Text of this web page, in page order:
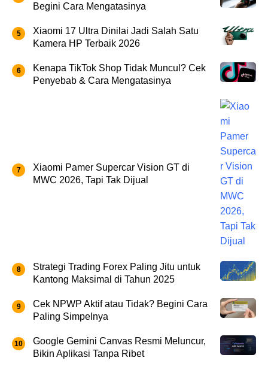
Begini Cara Mengatasinya
Xiaomi 17 Ultra Dinilai Jadi Salah Satu
Kamera HP Terbaik 2026
Kenapa TikTok Shop Tidak Muncul? Cek
Penyebab & Cara Mengatasinya
Xiaomi Pamer Supercar Vision GT di
MWC 2026, Tapi Tak Dijual
Strategi Trading Forex Paling Jitu untuk
Kantong Maksimal di Tahun 2025
Cek NPWP Aktif atau Tidak? Begini Cara
Paling Simpelnya
Google Gemini Canvas Resmi Meluncur,
Bikin Aplikasi Tanpa Ribet